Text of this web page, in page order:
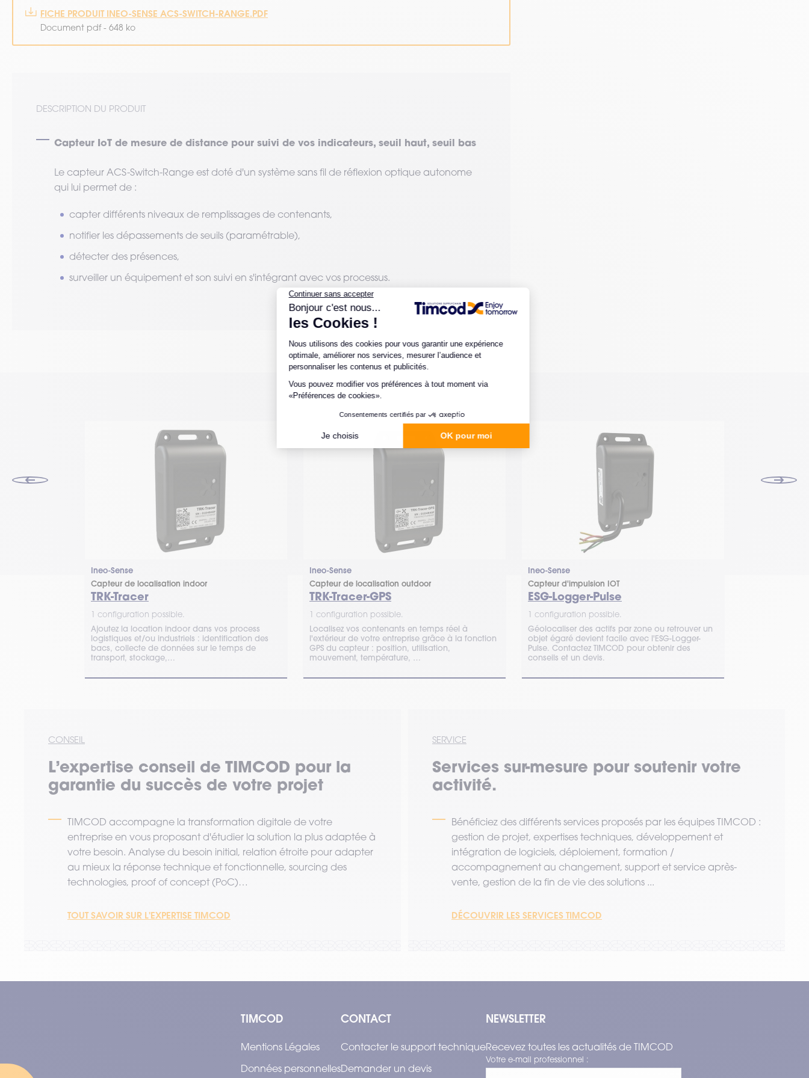
FICHE PRODUIT INEO-SENSE ACS-SWITCH-RANGE.PDF
Document pdf - 648 ko
DESCRIPTION DU PRODUIT
Capteur IoT de mesure de distance pour suivi de vos indicateurs, seuil haut, seuil bas
Le capteur ACS-Switch-Range est doté d'un système sans fil de réflexion optique autonome
qui lui permet de :
capter différents niveaux de remplissages de contenants,
notifier les dépassements de seuils (paramétrable),
détecter des présences,
surveiller un équipement et son suivi en s'intégrant avec vos processus.
Ineo-Sense
Capteur de localisation indoor
TRK-Tracer
1 configuration possible.
Ajoutez la location indoor dans vos process
logistiques et/ou industriels : identification des
bacs, collecte de données sur le temps de
transport, stockage,…
Ineo-Sense
Capteur de localisation outdoor
TRK-Tracer-GPS
1 configuration possible.
Localisez vos contenants en temps réel à
l'extérieur de votre entreprise grâce à la fonction
GPS du capteur : position, utilisation,
mouvement, température, …
Ineo-Sense
Capteur d'impulsion IOT
ESG-Logger-Pulse
1 configuration possible.
Géolocaliser des actifs par zone ou retrouver un
objet égaré devient facile avec l'ESG-Logger-
Pulse. Contactez TIMCOD pour obtenir des
conseils et un devis.
CONSEIL
L’expertise conseil de TIMCOD pour la
garantie du succès de votre projet
TIMCOD accompagne la transformation digitale de votre
entreprise en vous proposant d'étudier la solution la plus adaptée à
votre besoin. Analyse du besoin initial, relation étroite pour adapter
au mieux la réponse technique et fonctionnelle, sourcing des
technologies, proof of concept (PoC)…
TOUT SAVOIR SUR L'EXPERTISE TIMCOD
SERVICE
Services sur-mesure pour soutenir votre
activité.
Bénéficiez des différents services proposés par les équipes TIMCOD :
gestion de projet, expertises techniques, développement et
intégration de logiciels, déploiement, formation /
accompagnement au changement, support et service après-
vente, gestion de la fin de vie des solutions ...
DÉCOUVRIR LES SERVICES TIMCOD
TIMCOD
Mentions Légales
Données personnelles
CONTACT
Contacter le support technique
Demander un devis
NEWSLETTER
Recevez toutes les actualités de TIMCOD
Votre e-mail professionnel :